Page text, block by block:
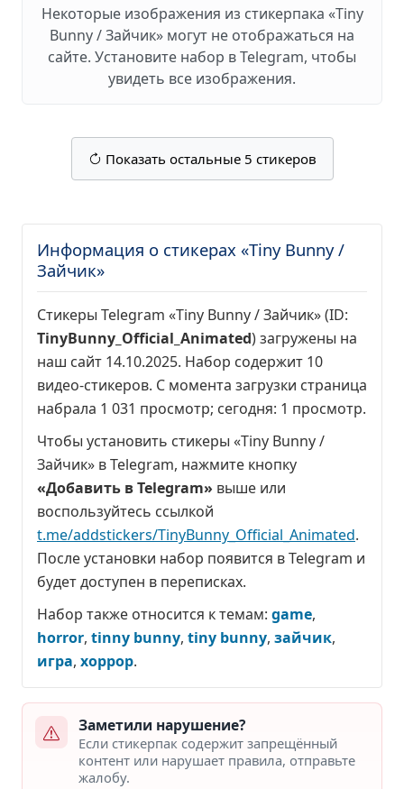
Некоторые изображения из стикерпака «Tiny
Bunny / Зайчик» могут не отображаться на
сайте. Установите набор в Telegram, чтобы
увидеть все изображения.
Показать остальные 5 стикеров
Информация о стикерах «Tiny Bunny /
Зайчик»
Стикеры Telegram «Tiny Bunny / Зайчик» (ID:
TinyBunny_Official_Animated) загружены на
наш сайт 14.10.2025. Набор содержит 10
видео-стикеров. С момента загрузки страница
набрала 1 031 просмотр; сегодня: 1 просмотр.
Чтобы установить стикеры «Tiny Bunny /
Зайчик» в Telegram, нажмите кнопку
«Добавить в Telegram» выше или
воспользуйтесь ссылкой
t.me/addstickers/TinyBunny_Official_Animated.
После установки набор появится в Telegram и
будет доступен в переписках.
Набор также относится к темам: game,
horror, tinny bunny, tiny bunny, зайчик,
игра, хоррор.
Заметили нарушение?
Если стикерпак содержит запрещённый
контент или нарушает правила, отправьте
жалобу.